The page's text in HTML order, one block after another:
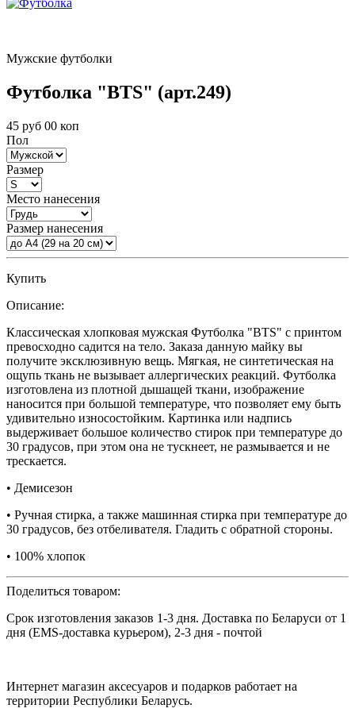
Мужские футболки
Футболка "BTS" (арт.249)
45 руб 00 коп
Пол
Размер
Место нанесения
Размер нанесения
Купить
Описание:
Классическая хлопковая мужская Футболка "BTS" с принтом
превосходно садится на тело. Заказа данную майку вы
получите эксклюзивную вещь. Мягкая, не синтетическая на
ощупь ткань не вызывает аллергических реакций. Футболка
изготовлена из плотной дышащей ткани, изображение
наносится при большой температуре, что позволяет ему быть
удивительно износостойким. Картинка или надпись
выдерживает большое количество стирок при температуре до
30 градусов, при этом она не тускнеет, не размывается и не
трескается.
• Демисезон
• Ручная стирка, а также машинная стирка при температуре до
30 градусов, без отбеливателя. Гладить с обратной стороны.
• 100% хлопок
Поделиться товаром:
Срок изготовления заказов 1-3 дня. Доставка по Беларуси от 1
дня (EMS-доставка курьером), 2-3 дня - почтой
Интернет магазин аксесуаров и подарков работает на
территории Реcпублики Беларусь.